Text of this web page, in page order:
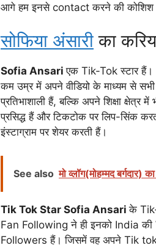
आगे हम इनसे contact करने की कोशिश
सोफिया अंसारी का
Sofia Ansariएक Tik-Tok स्टार हैं।
कम उम्र में अपने वीडियो के माध्यम से सभी
प्रतिभाशाली हैं, बल्कि अपने शिक्षा क्षेत्र में
प्रसिद्ध हैं और टिकटोक पर लिप-सिंक
इंस्टाग्राम पर शेयर करती हैं।
See also मो व्लॉग(मोहम्मद
Tik Tok Star Sofia Ansariके
Fan Following ने ही इनको India की
Followers हैं। जिसमें वह अपने Tik